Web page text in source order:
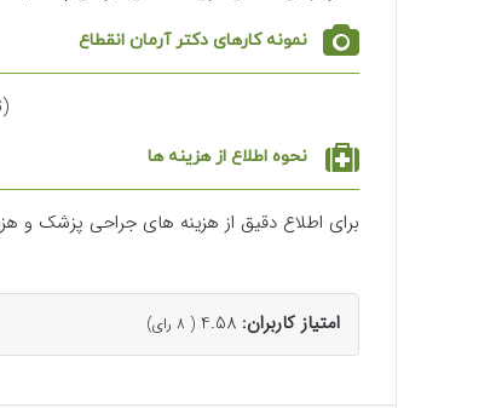
نمونه کارهای دکتر آرمان انقطاع
نحوه اطلاع از هزینه ها
برای اطلاع دقیق از هزینه های جراحی پزشک و
امتیاز کاربران:4.58
(
8 رای)